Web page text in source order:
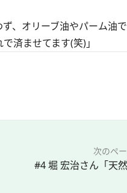
、オリーブ油やパーム油で
済ませてます(笑)」
次のペ
#4 堀 宏治さん「天